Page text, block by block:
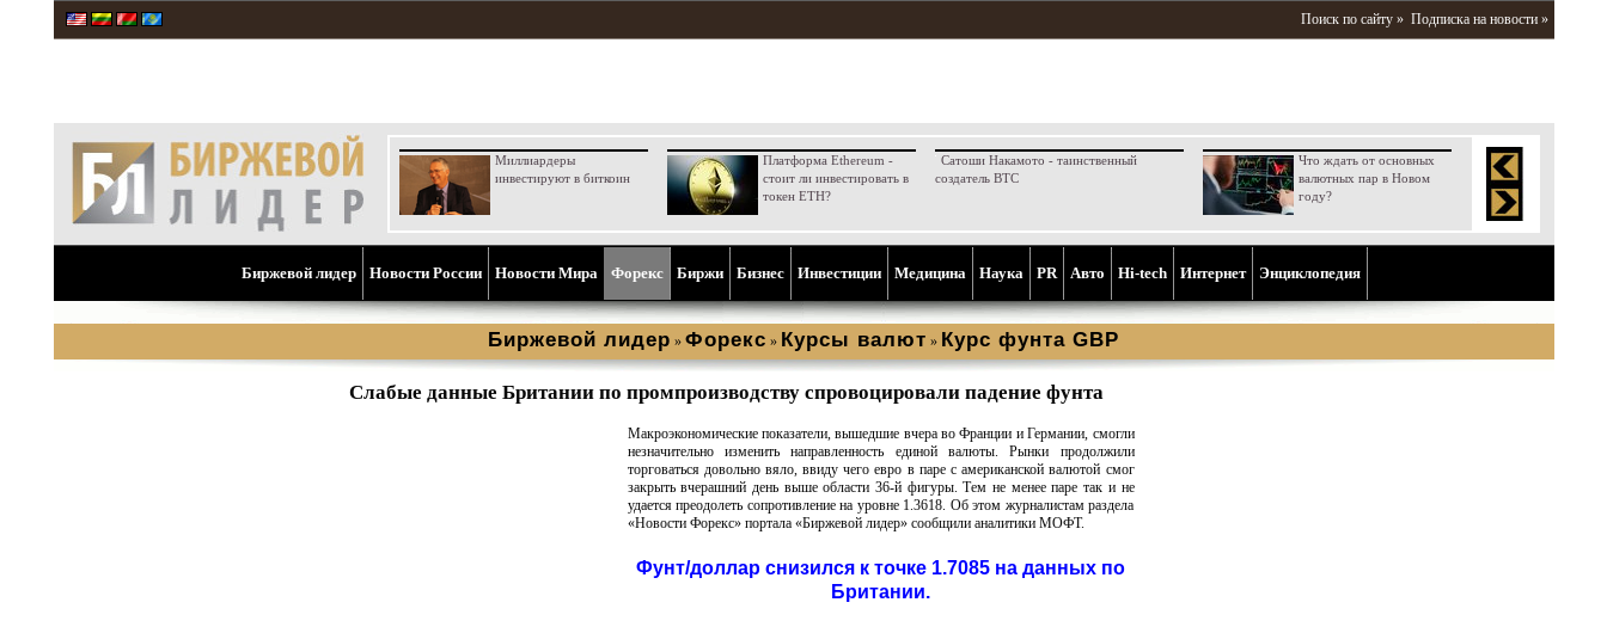
Поиск по сайту » Подписка на новости »
Миллиардеры
инвестируют в биткоин
Платформа Ethereum -
стоит ли инвестировать в
токен ETH?
Сатоши Накамото - таинственный
создатель BTC
Что ждать от основных
валютных пар в Новом
году?
Биржевой лидер Новости России Новости Мира Форекс Биржи Бизнес Инвестиции Медицина Наука PR Aвто Hi-tech Интернет Энциклопедия
Биржевой лидер » Форекс » Курсы валют » Курс фунта GBP
Слабые данные Британии по промпроизводству спровоцировали падение фунта
Макроэкономические показатели, вышедшие вчера во Франции и Германии, смогли
незначительно изменить направленность единой валюты. Рынки продолжили
торговаться довольно вяло, ввиду чего евро в паре с американской валютой смог
закрыть вчерашний день выше области 36-й фигуры. Тем не менее паре так и не
удается преодолеть сопротивление на уровне 1.3618. Об этом журналистам раздела
«Новости Форекс» портала «Биржевой лидер» сообщили аналитики МОФТ.
Фунт/доллар снизился к точке 1.7085 на данных по
Британии.